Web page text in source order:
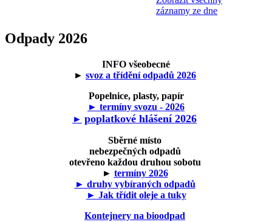
záznamy ze dne
Odpady 2026
INFO všeobecné
► svoz a třídění odpadů 2026
Popelnice, plasty, papír
► termíny svozu - 2026
► poplatkové hlášení 2026
Sběrné místo
nebezpečných odpadů
otevřeno každou druhou sobotu
► termíny 2026
► druhy vybíraných odpadů
► Jak třídit oleje a tuky
Kontejnery na bioodpad